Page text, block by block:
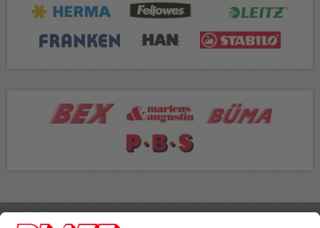
Rufen Sie uns an 04298 401-0